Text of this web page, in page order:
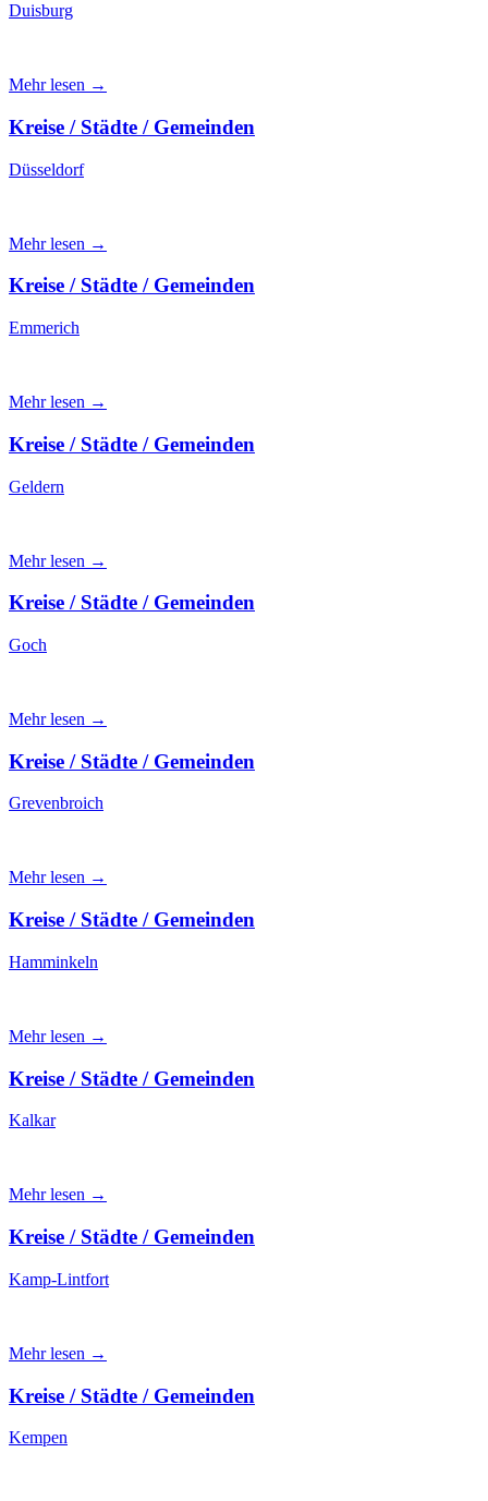
Duisburg
Mehr lesen →
Kreise / Städte / Gemeinden
Düsseldorf
Mehr lesen →
Kreise / Städte / Gemeinden
Emmerich
Mehr lesen →
Kreise / Städte / Gemeinden
Geldern
Mehr lesen →
Kreise / Städte / Gemeinden
Goch
Mehr lesen →
Kreise / Städte / Gemeinden
Grevenbroich
Mehr lesen →
Kreise / Städte / Gemeinden
Hamminkeln
Mehr lesen →
Kreise / Städte / Gemeinden
Kalkar
Mehr lesen →
Kreise / Städte / Gemeinden
Kamp-Lintfort
Mehr lesen →
Kreise / Städte / Gemeinden
Kempen